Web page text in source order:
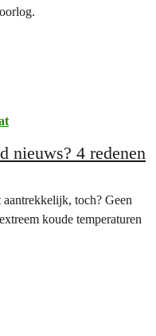
nieuws? 4 redenen
toch? Geen
koude temperaturen